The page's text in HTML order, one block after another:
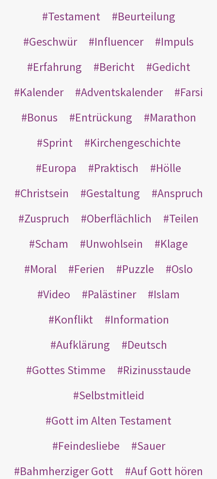
Testament
Beurteilung
Geschwür
Influencer
Impuls
Erfahrung
Bericht
Gedicht
Kalender
Adventskalender
Farsi
Bonus
Entrückung
Marathon
Sprint
Kirchengeschichte
Europa
Praktisch
Hölle
Christsein
Gestaltung
Anspruch
Zuspruch
Oberflächlich
Teilen
Scham
Unwohlsein
Klage
Moral
Ferien Puzzle
Oslo
Video
Palästiner
Islam
Konflikt
Information
Aufklärung
Deutsch
Gottes Stimme
Rizinusstaude
Selbstmitleid
Gott im Alten Testament
Feindesliebe
Sauer
Bahmherziger Gott
Auf Gott hören